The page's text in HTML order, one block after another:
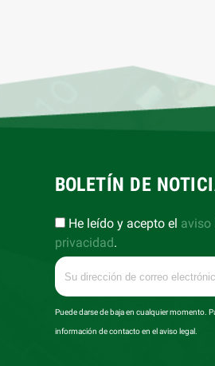
BOLETÍN DE
He leído y acepto el aviso
privacidad.
Puede darse de baja en cualquier momento.
información de contacto en el aviso legal.